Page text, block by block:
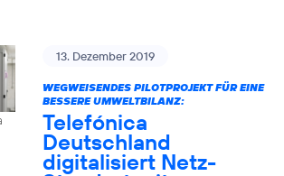
13. Dezember 2019
WEGWEISENDES PILOTPROJEKT FÜR EINE
BESSERE UMWELTBILANZ:
Telefónica
Deutschland
digitalisiert Netz-